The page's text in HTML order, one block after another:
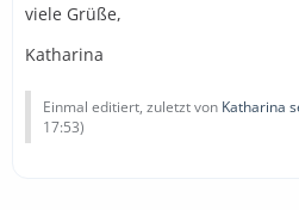
viele Grüße,
Katharina
Einmal editiert, zuletzt von Katharina
17:53)